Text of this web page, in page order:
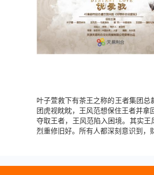
叶子萱救下有茶王之称的王者集团
团虎视眈眈，王风范想保住王者并
夺取王者，王风范陷入困境。其实
烈重修旧好。所有人都深刻意识到，